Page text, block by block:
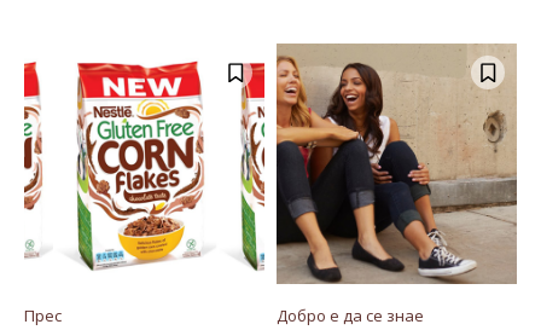
Прес Добро е да се знае